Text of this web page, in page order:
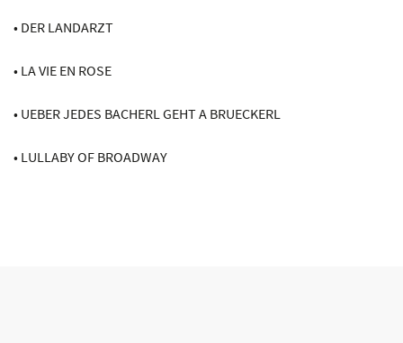
• DER LANDARZT
• LA VIE EN ROSE
• UEBER JEDES BACHERL GEHT A BRUECKERL
• LULLABY OF BROADWAY